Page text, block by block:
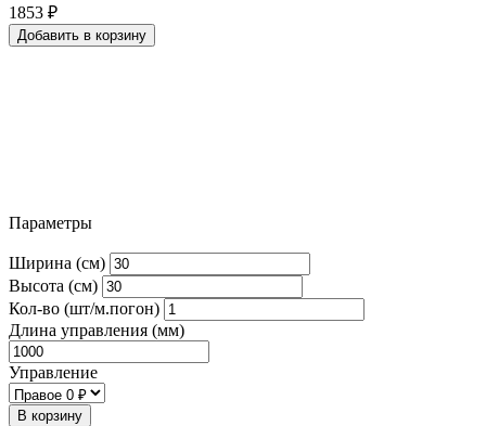
1853 ₽
Добавить в корзину
Параметры
Ширина (см)
Высота (см)
Кол-во (шт/м.погон)
Длина управления (мм)
Управление
В корзину